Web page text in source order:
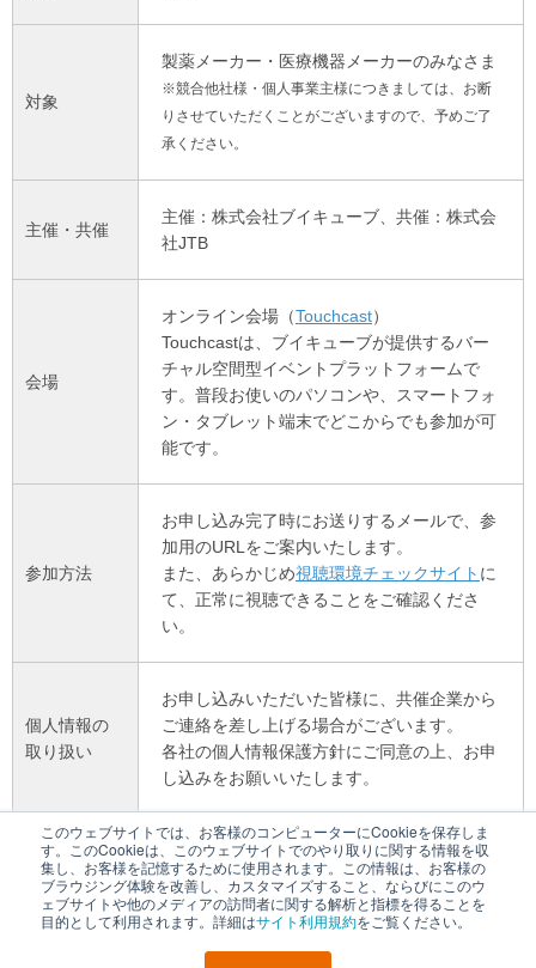
このウェブサイトでは、お客様のコンピューターにCookieを保存しま
す。このCookieは、このウェブサイトでのやり取りに関する情報を収
集し、お客様を記憶するために使用されます。この情報は、お客様の
ブラウジング体験を改善し、カスタマイズすること、ならびにこのウ
ェブサイトや他のメディアの訪問者に関する解析と指標を得ることを
目的として利用されます。詳細はサイト利用規約をご覧ください。
対象
製薬メーカー・医療機器メーカーのみなさま
※競合他社様・個人事業主様につきましては、お断
りさせていただくことがございますので、予めご了
承ください。
主催・共催
主催：株式会社ブイキューブ、共催：株式会
社JTB
会場
オンライン会場（Touchcast）
Touchcastは、ブイキューブが提供するバー
チャル空間型イベントプラットフォームで
す。普段お使いのパソコンや、スマートフォ
ン・タブレット端末でどこからでも参加が可
能です。
参加方法
お申し込み完了時にお送りするメールで、参
加用のURLをご案内いたします。
また、あらかじめ視聴環境チェックサイト に
て、正常に視聴できることをご確認くださ
い。
個人情報の
取り扱い
お申し込みいただいた皆様に、共催企業から
ご連絡を差し上げる場合がございます。
各社の個人情報保護方針にご同意の上、お申
し込みをお願いいたします。
本セミナーに関するお問い合わせ先